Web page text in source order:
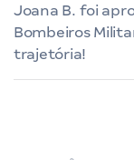
Joana B. foi
Bombeiros
trajetória!